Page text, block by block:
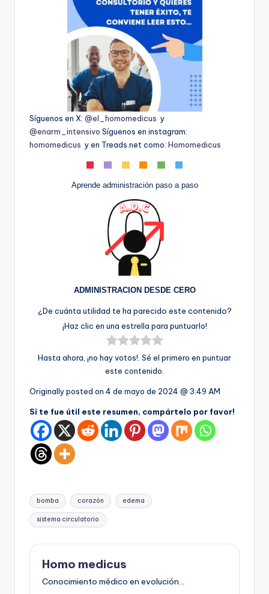
Síguenos en X: @el_homomedicus y
@enarm_intensivo Síguenos en instagram:
homomedicus y en Treads.net como: Homomedicus
Aprende administración paso a paso
ADMINISTRACION DESDE CERO
¿De cuánta utilidad te ha parecido este contenido?
¡Haz clic en una estrella para puntuarlo!
Hasta ahora, ¡no hay votos!. Sé el primero en puntuar
este contenido.
Originally posted on 4 de mayo de 2024 @ 3:49 AM
Si te fue útil este resumen, compártelo por favor!
Etiquetas:
bomba corazón edema
sistema circulatorio
Homo medicus
Conocimiento médico en evolución...